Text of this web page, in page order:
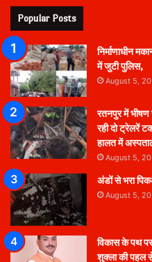
Popular Posts
निर्माणाधीन
में जुटी पुलिस,
August 5,
रतनपुर में
रही दो ट्रेलरें
हालत में
August 5,
अंडों से भरा
August 5,
विकास के पथ
शुक्ला की पहल